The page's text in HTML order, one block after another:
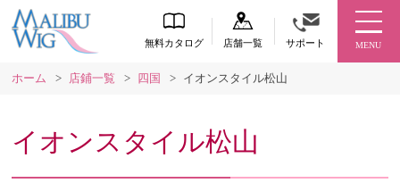
無料カタログ 店舗一覧 サポート MENU
ホーム > 店鋪一覧 > 四国 > イオンスタイル松山
イオンスタイル松山